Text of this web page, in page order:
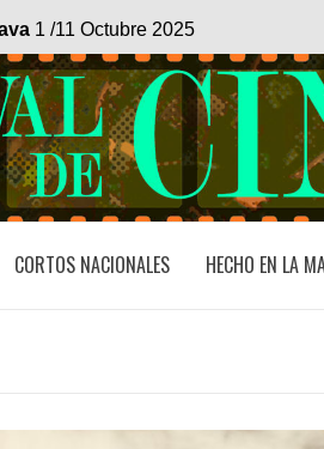
1 /11 Octubre 2025
CORTOS NACIONALES HECHO EN LA